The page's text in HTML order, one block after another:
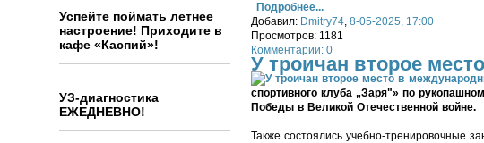
Подробнее...
Добавил: Dmitry74, 8-05-2025, 17:00
Просмотров: 1181
Комментарии: 0
У троичан второе
спортивного клуба „Заря"» по
Победы в Великой Отечественной войне.
Также состоялись учебно-тренировочные
Успейте поймать летнее
настроение! Приходите в
кафе «Каспий»!
УЗ-диагностика
ЕЖЕДНЕВНО!